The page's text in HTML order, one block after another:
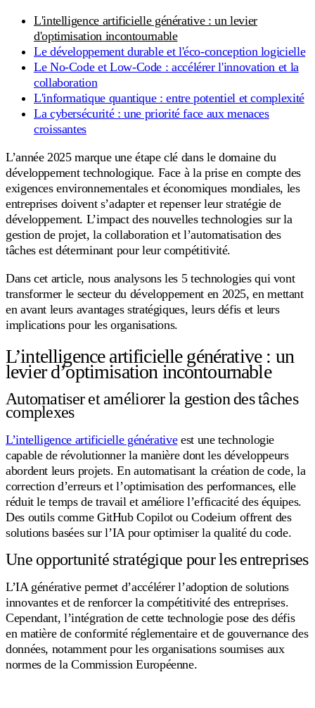
L'intelligence artificielle générative : un levier
d'optimisation incontournable
Le développement durable et l'éco-conception logicielle
Le No-Code et Low-Code : accélérer l'innovation et la
collaboration
L'informatique quantique : entre potentiel et complexité
La cybersécurité : une priorité face aux menaces
croissantes
L’année 2025 marque une étape clé dans le domaine du
développement technologique. Face à la prise en compte des
exigences environnementales et économiques mondiales, les
entreprises doivent s’adapter et repenser leur stratégie de
développement. L’impact des nouvelles technologies sur la
gestion de projet, la collaboration et l’automatisation des
tâches est déterminant pour leur compétitivité.
Dans cet article, nous analysons les 5 technologies qui vont
transformer le secteur du développement en 2025, en mettant
en avant leurs avantages stratégiques, leurs défis et leurs
implications pour les organisations.
L’intelligence artificielle générative : un
levier d’optimisation incontournable
Automatiser et améliorer la gestion des tâches
complexes
L’intelligence artificielle générativeest une technologie
capable de révolutionner la manière dont les développeurs
abordent leurs projets. En automatisant la création de code, la
correction d’erreurs et l’optimisation des performances, elle
réduit le temps de travail et améliore l’efficacité des équipes.
Des outils comme GitHub Copilot ou Codeium offrent des
solutions basées sur l’IA pour optimiser la qualité du code.
Une opportunité stratégique pour les entreprises
L’IA générative permet d’accélérer l’adoption de solutions
innovantes et de renforcer la compétitivité des entreprises.
Cependant, l’intégration de cette technologie pose des défis
en matière de conformité réglementaire et de gouvernance des
données, notamment pour les organisations soumises aux
normes de la Commission Européenne.